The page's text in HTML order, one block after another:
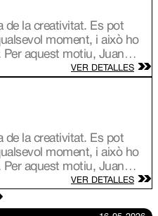
de la creativitat. Es pot
moment, i això ho
Per aquest motiu, Juan
les fonts
amb murals arreu
que defensa que
VER DETALLES
de la creativitat. Es pot
moment, i això ho
Per aquest motiu, Juan
les fonts
i descobrim com
d’alçada amb murals arreu
VER DETALLES